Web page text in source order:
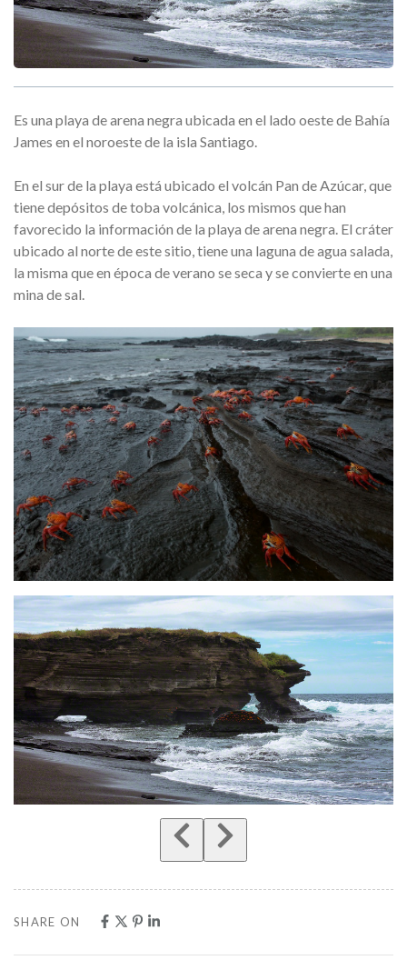
Es una playa de arena negra ubicada en el lado oeste de Bahía
James en el noroeste de la isla Santiago.
En el sur de la playa está ubicado el volcán Pan de Azúcar, que
tiene depósitos de toba volcánica, los mismos que han
favorecido la información de la playa de arena negra. El cráter
ubicado al norte de este sitio, tiene una laguna de agua salada,
la misma que en época de verano se seca y se convierte en una
mina de sal.
SHARE ON